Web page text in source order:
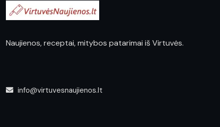
Naujienos, receptai, mitybos patarimai iš Virtuvės.
info@virtuvesnaujienos.lt